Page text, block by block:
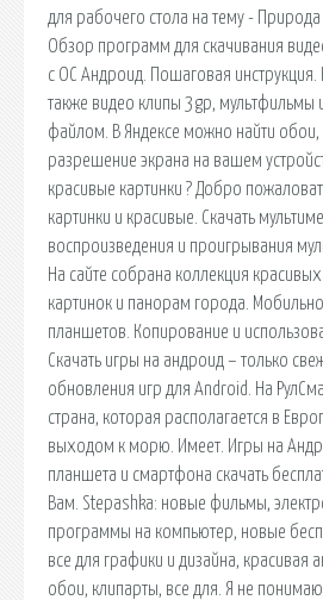
для рабочего стола на тему -
Обзор программ для скачивания
с ОС Андроид. Пошаговая инструкция.
также видео клипы 3gp,
файлом. В Яндексе можно найти
разрешение экрана на вашем
красивые картинки ? Добро
картинки и красивые. Скачать
воспроизведения и проигрывания
На сайте собрана коллекция
картинок и панорам города.
планшетов. Копирование и
Скачать игры на андроид – только
обновления игр для Android. На
страна, которая располагается в
выходом к морю. Имеет. Игры на
планшета и смартфона скачать
Вам. Stepashka: новые фильмы,
программы на компьютер, новые
все для графики и дизайна, красивая
обои, клипарты, все для. Я не понимаю